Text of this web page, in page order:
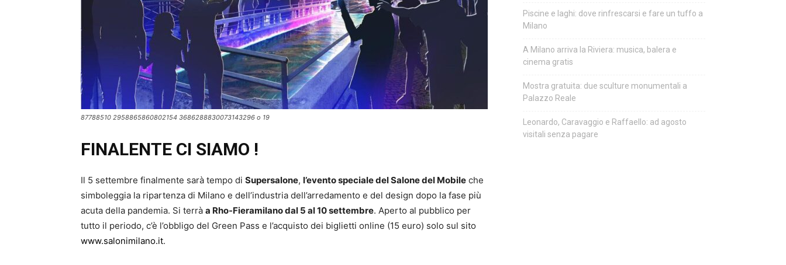
87788510 2958865860802154 3686288830073143296 o 19
FINALENTE CI SIAMO !
Il 5 settembre finalmente sarà tempo di Supersalone, l’evento speciale del Salone del Mobile che
simboleggia la ripartenza di Milano e dell’industria dell’arredamento e del design dopo la fase più
acuta della pandemia. Si terrà a Rho-Fieramilano dal 5 al 10 settembre. Aperto al pubblico per
tutto il periodo, c’è l’obbligo del Green Pass e l’acquisto dei biglietti online (15 euro) solo sul sito
www.salonimilano.it.
Piscine e laghi: dove rinfrescarsi e fare un tuffo a
Milano
A Milano arriva la Riviera: musica, balera e
cinema gratis
Mostra gratuita: due sculture monumentali a
Palazzo Reale
Leonardo, Caravaggio e Raffaello: ad agosto
visitali senza pagare